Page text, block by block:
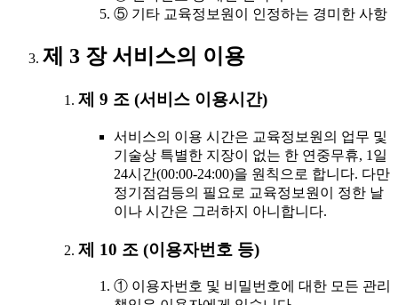
⑤ 기타 교육정보원이 인정하는 경미한 사항
제 3 장 서비스의 이용
제 9 조 (서비스 이용시간)
서비스의 이용 시간은 교육정보원의 업무 및
기술상 특별한 지장이 없는 한 연중무휴, 1일
24시간(00:00-24:00)을 원칙으로 합니다. 다만
정기점검등의 필요로 교육정보원이 정한 날
이나 시간은 그러하지 아니합니다.
제 10 조 (이용자번호 등)
① 이용자번호 및 비밀번호에 대한 모든 관리